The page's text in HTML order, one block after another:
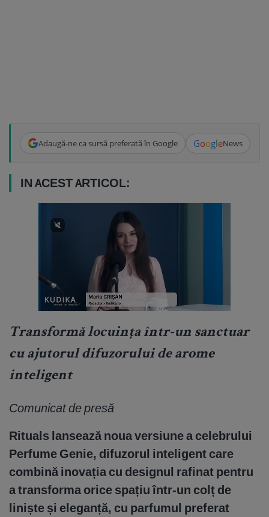
Adaugă-ne ca sursă preferată în Google GoogleNews
IN ACEST ARTICOL:
Transformă locuința într-un sanctuar
cu ajutorul difuzorului de arome
inteligent
Comunicat de presă
Rituals lansează noua versiune a celebrului
Perfume Genie, difuzorul inteligent care
combină inovația cu designul rafinat pentru
a transforma orice spațiu într-un colț de
liniște și eleganță, cu parfumul preferat